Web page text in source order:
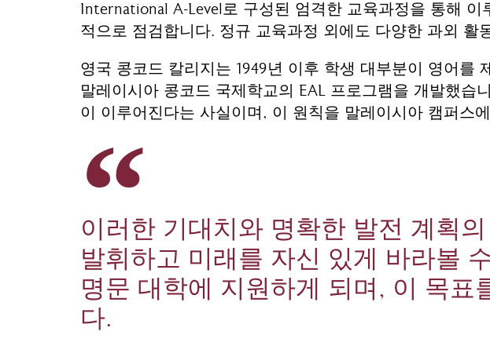
International A-Level로 구성된 엄격한 교육과정을 통해
적으로 점검합니다. 정규 교육과정 외에도 다양한 과외
영국 콩코드 칼리지는 1949년 이후 학생 대부분이 영어를
말레이시아 콩코드 국제학교의 EAL 프로그램을 개발했
이 이루어진다는 사실이며, 이 원칙을 말레이시아 캠퍼스
이러한 기대치와 명확한 발전 계획
발휘하고 미래를 자신 있게 바라볼
명문 대학에 지원하게 되며, 이 목표
다.